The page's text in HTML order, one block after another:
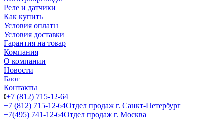
Реле и датчики
Как купить
Условия оплаты
Условия доставки
Гарантия на товар
Компания
О компании
Новости
Блог
Контакты
+7 (812) 715-12-64
+7 (812) 715-12-64Отдел продаж г. Санкт-Петербург
+7(495) 741-12-64Отдел продаж г. Москва